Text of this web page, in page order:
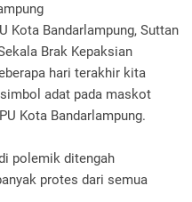
Kota Bandarlampung, Suttan
Brak Kepaksian
hari terakhir kita
adat pada maskot
Kota Bandarlampung.
polemik ditengah
protes dari semua